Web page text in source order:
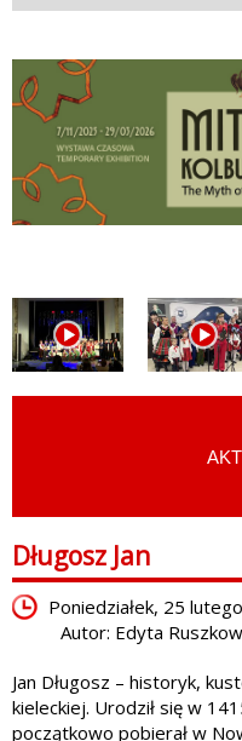
Długosz Jan
Poniedziałek, 25
Autor: Edyta
Jan Długosz – historyk,
kieleckiej. Urodził się w
początkowo pobierał w